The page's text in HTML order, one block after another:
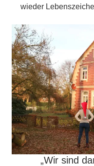
wieder
„Wir sind